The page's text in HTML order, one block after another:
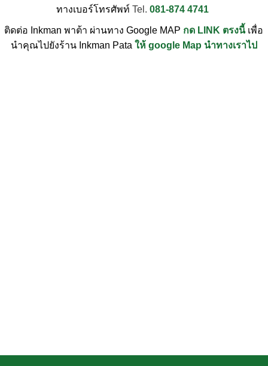
ทางเบอร์โทรศัพท์Tel. 081-874 4741
ติดต่อ Inkman พาต้า ผ่านทาง Google MAP กด LINK ตรงนี้เพื่อ
นำคุณไปยังร้าน Inkman Pata ให้ google Map นำทางเราไป